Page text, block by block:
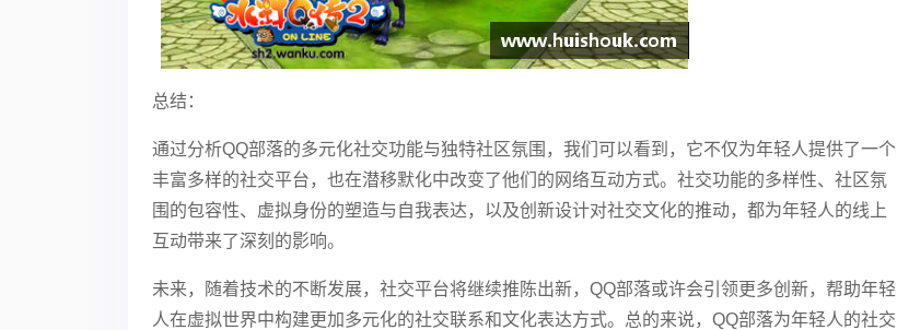
总结：
通过分析QQ部落的多元化社交功能与独特社区氛围，我们可以看到，它不仅为年轻人提供了一个
丰富多样的社交平台，也在潜移默化中改变了他们的网络互动方式。社交功能的多样性、社区氛
围的包容性、虚拟身份的塑造与自我表达，以及创新设计对社交文化的推动，都为年轻人的线上
互动带来了深刻的影响。
未来，随着技术的不断发展，社交平台将继续推陈出新，QQ部落或许会引领更多创新，帮助年轻
人在虚拟世界中构建更加多元化的社交联系和文化表达方式。总的来说，QQ部落为年轻人的社交